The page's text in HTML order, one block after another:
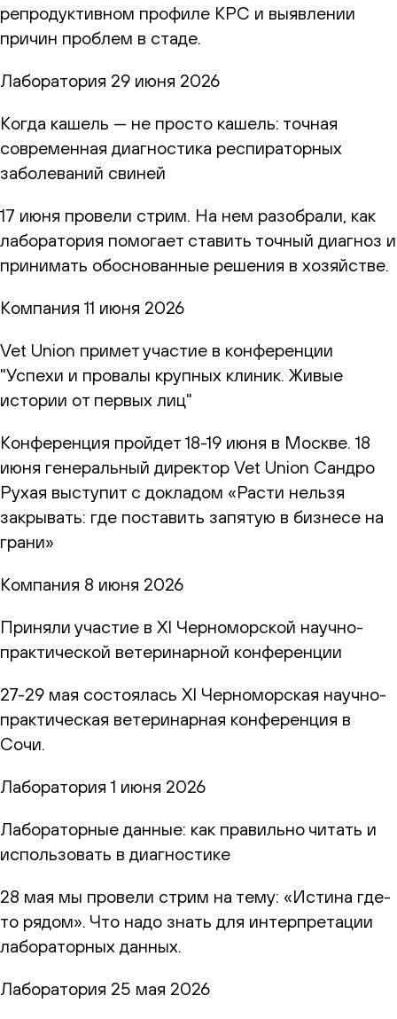
репродуктивном профиле КРС и выявлении
причин проблем в стаде.
Лаборатория 29 июня 2026
Когда кашель — не просто кашель: точная
современная диагностика респираторных
заболеваний свиней
17 июня провели стрим. На нем разобрали, как
лаборатория помогает ставить точный диагноз и
принимать обоснованные решения в хозяйстве.
Компания 11 июня 2026
Vet Union примет участие в конференции
"Успехи и провалы крупных клиник. Живые
истории от первых лиц"
Конференция пройдет 18-19 июня в Москве. 18
июня генеральный директор Vet Union Сандро
Рухая выступит с докладом «Расти нельзя
закрывать: где поставить запятую в бизнесе на
грани»
Компания 8 июня 2026
Приняли участие в XI Черноморской научно-
практической ветеринарной конференции
27-29 мая состоялась XI Черноморская научно-
практическая ветеринарная конференция в
Сочи.
Лаборатория 1 июня 2026
Лабораторные данные: как правильно читать и
использовать в диагностике
28 мая мы провели стрим на тему: «Истина где-
то рядом». Что надо знать для интерпретации
лабораторных данных.
Лаборатория 25 мая 2026